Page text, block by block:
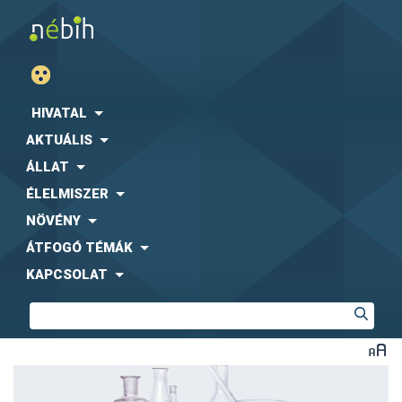
HIVATAL
AKTUÁLIS
ÁLLAT
ÉLELMISZER
NÖVÉNY
ÁTFOGÓ TÉMÁK
KAPCSOLAT